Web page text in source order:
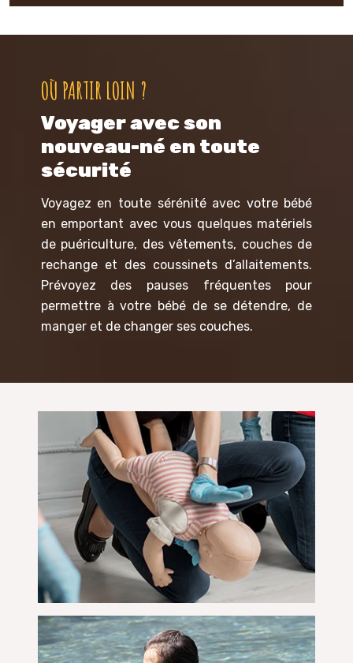
OÙ PARTIR LOIN ?
Voyager avec son
nouveau-né en toute
sécurité
Voyagez en toute sérénité avec votre bébé
en emportant avec vous quelques matériels
de puériculture, des vêtements, couches de
rechange et des coussinets d’allaitements.
Prévoyez des pauses fréquentes pour
permettre à votre bébé de se détendre, de
manger et de changer ses couches.